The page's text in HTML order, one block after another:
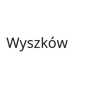
Wyszków